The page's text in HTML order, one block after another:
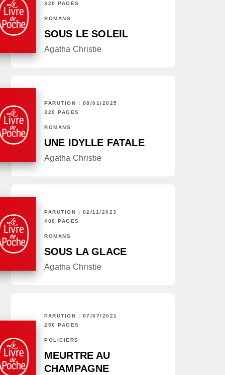
320 PAGES
ROMANS
SOUS LE SOLEIL
Agatha Christie
PARUTION : 08/01/2025
320 PAGES
ROMANS
UNE IDYLLE FATALE
Agatha Christie
PARUTION : 02/11/2023
480 PAGES
ROMANS
SOUS LA GLACE
Agatha Christie
PARUTION : 07/07/2021
256 PAGES
POLICIERS
MEURTRE AU
CHAMPAGNE